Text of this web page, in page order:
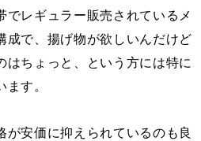
でレギュラー販売されているメ
成で、揚げ物が欲しいんだけど
はちょっと、という方には特に
ます。
が安価に抑えられているのも良